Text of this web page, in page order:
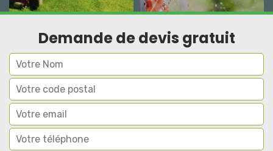
Demande de devis gratuit